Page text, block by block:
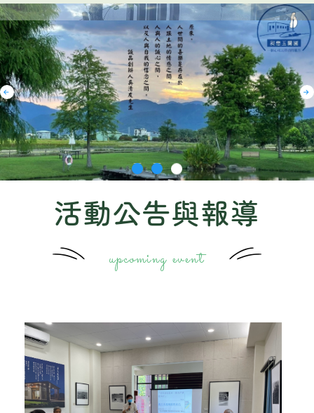
活動公告與報導
upcoming event